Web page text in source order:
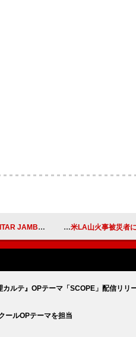
】に出演決定 デイヴ・グロール、米LA
ルテ』OPテーマ「SCOPE」配信リリ
ールOPテーマを担当